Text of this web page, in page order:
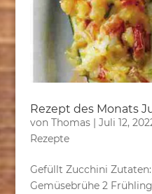
Rezept des Monats
von Thomas| Juli 12,
Rezepte
Gefüllt Zucchini
Gemüsebrühe 2